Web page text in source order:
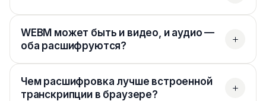
WEBM может быть и видео, и аудио —
оба расшифруются?
Чем расшифровка лучше встроенной
транскрипции в браузере?